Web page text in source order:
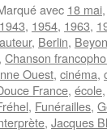
avec 18 mai,
1943, 1954, 1963,
auteur, Berlin,
, Chanson
Ouest, cinéma,
France, école,
, Funérailles,
, Jacques